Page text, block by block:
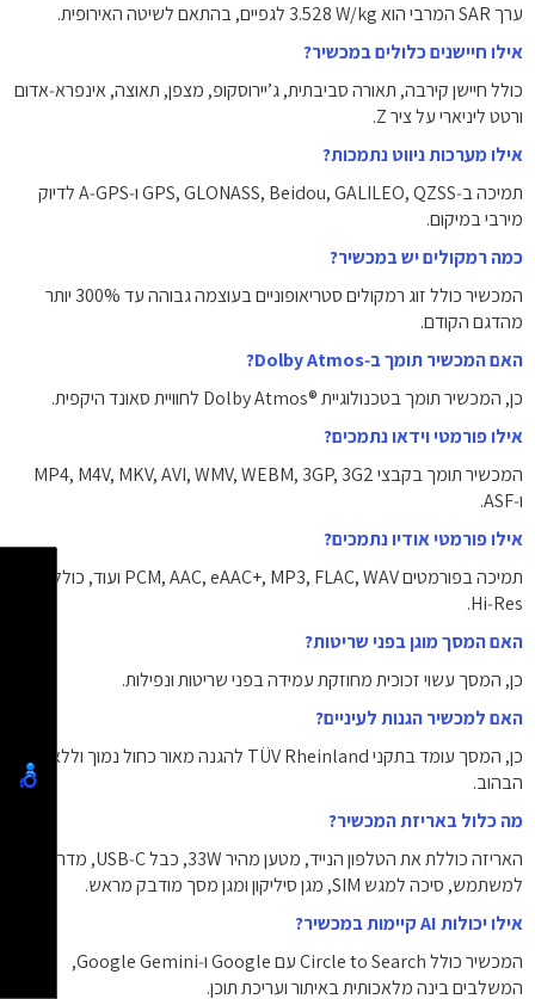
ערך SAR המרבי הוא ‎3.528‎ W/kg‎ לגפיים, בהתאם לשיטה האירופית.
אילו חיישנים כלולים במכשיר?
כולל חיישן קירבה, תאורה סביבתית, ג’יירוסקופ, מצפן, תאוצה, אינפרא‑אדום
ורטט ליניארי על ציר Z.
אילו מערכות ניווט נתמכות?
תמיכה ב‑GPS, GLONASS, Beidou, GALILEO, QZSS ו‑A‑GPS לדיוק
מירבי במיקום.
כמה רמקולים יש במכשיר?
המכשיר כולל זוג רמקולים סטריאופוניים בעוצמה גבוהה עד ‎300%‎ יותר
מהדגם הקודם.
האם המכשיר תומך ב‑Dolby Atmos?
כן, המכשיר תומך בטכנולוגיית ‎Dolby Atmos®‎ לחוויית סאונד היקפית.
אילו פורמטי וידאו נתמכים?
המכשיר תומך בקבצי ‎MP4‎, ‎M4V‎, ‎MKV‎, ‎AVI‎, ‎WMV‎, ‎WEBM‎, ‎3GP‎, ‎3G2‎
ו‑‎ASF‎.
אילו פורמטי אודיו נתמכים?
תמיכה בפורמטים ‎PCM‎, ‎AAC‎, ‎eAAC+‎, ‎MP3‎, ‎FLAC‎, ‎WAV‎ ועוד, כולל תקן
‎Hi‑Res‎.
האם המסך מוגן בפני שריטות?
כן, המסך עשוי זכוכית מחוזקת עמידה בפני שריטות ונפילות.
האם למכשיר הגנות לעיניים?
כן, המסך עומד בתקני TÜV Rheinland להגנה מאור כחול נמוך וללא
הבהוב.
מה כלול באריזת המכשיר?
האריזה כוללת את הטלפון הנייד, מטען מהיר ‎33W‎, כבל ‎USB‑C‎, מדריך
למשתמש, סיכה למגש SIM, מגן סיליקון ומגן מסך מודבק מראש.
אילו יכולות AI קיימות במכשיר?
המכשיר כולל Circle to Search עם Google ו‑Google Gemini,
המשלבים בינה מלאכותית באיתור ועריכת תוכן.